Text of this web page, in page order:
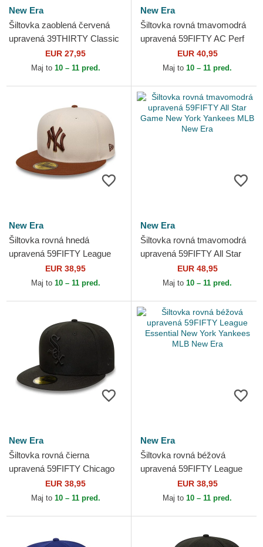
New Era
Šiltovka zaoblená červená
upravená 39THIRTY Classic
New York Yankees MLB
New Era
EUR 27,95
Maj to 10 – 11 pred.
New Era
Šiltovka rovná tmavomodrá
upravená 59FIFTY AC Perf
Boston Red Sox MLB New
EUR 40,95
Maj to 10 – 11 pred.
New Era
Šiltovka rovná hnedá
upravená 59FIFTY League
Essential New York Yankees
MLB New Era
EUR 38,95
Maj to 10 – 11 pred.
New Era
Šiltovka rovná tmavomodrá
upravená 59FIFTY All Star
Game New York Yankees
MLB New Era
EUR 48,95
Maj to 10 – 11 pred.
New Era
Šiltovka rovná čierna
upravená 59FIFTY Chicago
White Sox MLB New Era
EUR 38,95
Maj to 10 – 11 pred.
New Era
Šiltovka rovná béžová
upravená 59FIFTY League
Essential New York Yankees
MLB New Era
EUR 38,95
Maj to 10 – 11 pred.